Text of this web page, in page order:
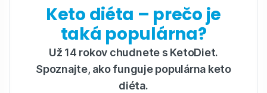
Keto diéta – prečo je
taká populárna?
Už 14 rokov chudnete s KetoDiet.
Spoznajte, ako funguje populárna keto
diéta.